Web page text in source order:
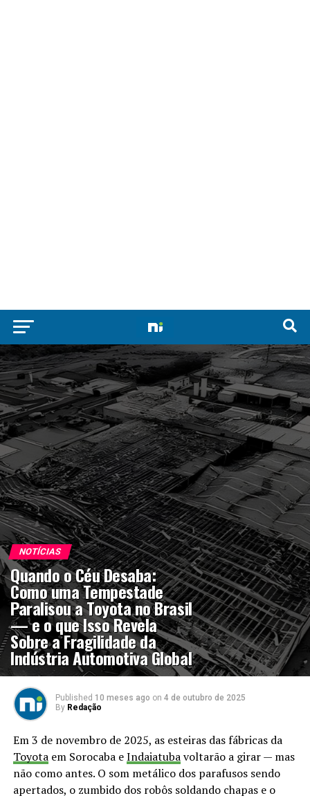
NOTÍCIAS
Quando o Céu Desaba:
Como uma Tempestade
Paralisou a Toyota no Brasil
— e o que Isso Revela
Sobre a Fragilidade da
Indústria Automotiva Global
Published 10 meses ago on 4 de outubro de 2025
By Redação
Em 3 de novembro de 2025, as esteiras das fábricas da
Toyotaem Sorocaba eIndaiatubavoltarão a girar — mas
não como antes. O som metálico dos parafusos sendo
apertados, o zumbido dos robôs soldando chapas e o